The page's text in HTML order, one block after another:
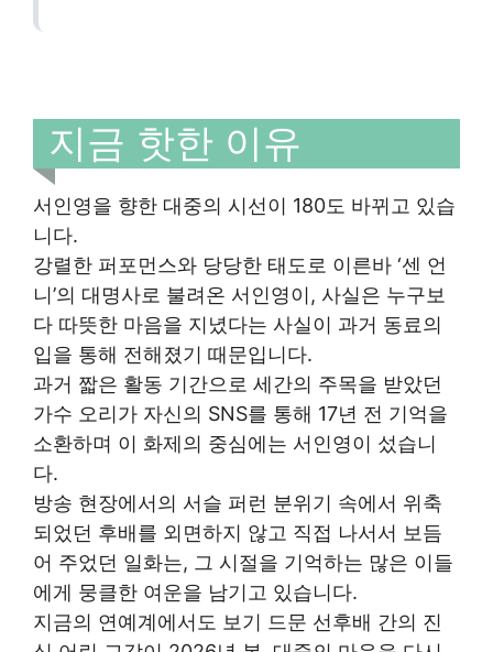
지금 핫한 이유
서인영을 향한 대중의 시선이 180도 바뀌고 있습
니다.
강렬한 퍼포먼스와 당당한 태도로 이른바 ‘센 언
니’의 대명사로 불려온 서인영이, 사실은 누구보
다 따뜻한 마음을 지녔다는 사실이 과거 동료의
입을 통해 전해졌기 때문입니다.
과거 짧은 활동 기간으로 세간의 주목을 받았던
가수 오리가 자신의 SNS를 통해 17년 전 기억을
소환하며 이 화제의 중심에는 서인영이 섰습니
다.
방송 현장에서의 서슬 퍼런 분위기 속에서 위축
되었던 후배를 외면하지 않고 직접 나서서 보듬
어 주었던 일화는, 그 시절을 기억하는 많은 이들
에게 뭉클한 여운을 남기고 있습니다.
지금의 연예계에서도 보기 드문 선후배 간의 진